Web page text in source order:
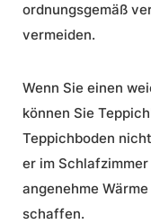
ordnungsgemäß
vermeiden.
Wenn Sie einen
können Sie
Teppichboden
er im
angenehme
schaffen.